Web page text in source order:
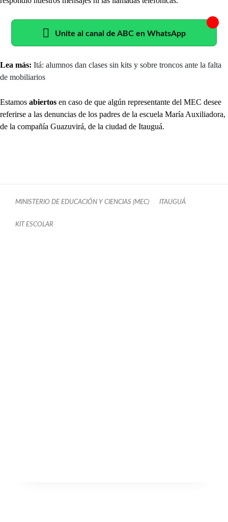
Unite al canal de ABC en WhatsApp
Lea más: Itá: alumnos dan clases sin kits y sobre troncos ante la falta
de mobiliarios
Estamos abiertos en caso de que algún representante del MEC desee
referirse a las denuncias de los padres de la escuela María Auxiliadora,
de la compañía Guazuvirá, de la ciudad de Itauguá.
MINISTERIO DE EDUCACIÓN Y CIENCIAS (MEC) ITAUGUÁ
KIT ESCOLAR